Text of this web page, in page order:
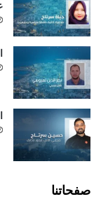
صفحاتنا